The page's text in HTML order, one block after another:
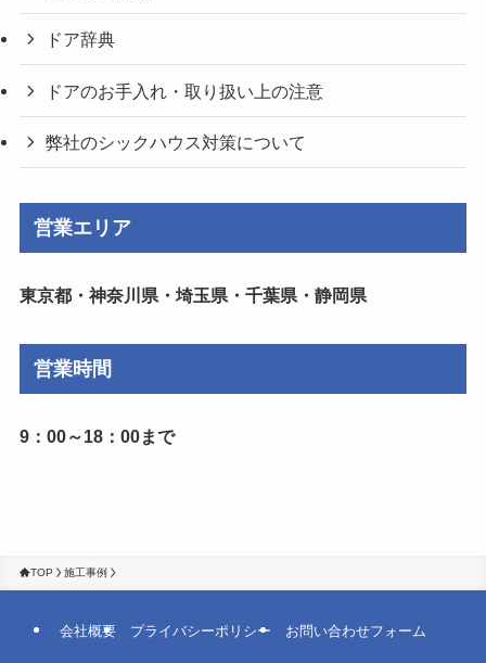
ドア辞典
ドアのお手入れ・取り扱い上の注意
弊社のシックハウス対策について
営業エリア
東京都・神奈川県・埼玉県・千葉県・静岡県
営業時間
9：00～18：00まで
TOP 施工事例
会社概要 プライバシーポリシー お問い合わせフォーム